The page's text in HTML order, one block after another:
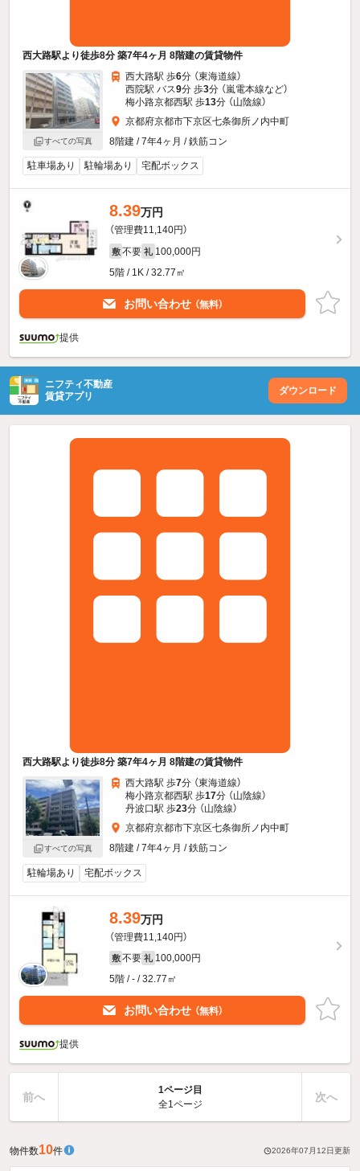
西大路駅より徒歩8分 築7年4ヶ月 8階建の賃貸物件
すべての写真
西大路駅 歩6分 （東海道線）
西院駅 バス9分 歩3分 （嵐電本線など）
梅小路京都西駅 歩13分 （山陰線）
京都府京都市下京区七条御所ノ内中町
8階建 / 7年4ヶ月 / 鉄筋コン
駐車場あり 駐輪場あり 宅配ボックス
8.39万円
（管理費11,140円）
敷 不要 礼 100,000円
5階 / 1K / 32.77㎡
お問い合わせ （無料）
提供
ニフティ不動産
賃貸アプリ
ダウンロード
西大路駅より徒歩8分 築7年4ヶ月 8階建の賃貸物件
すべての写真
西大路駅 歩7分 （東海道線）
梅小路京都西駅 歩17分 （山陰線）
丹波口駅 歩23分 （山陰線）
京都府京都市下京区七条御所ノ内中町
8階建 / 7年4ヶ月 / 鉄筋コン
駐輪場あり 宅配ボックス
8.39万円
（管理費11,140円）
敷 不要 礼 100,000円
5階 / - / 32.77㎡
お問い合わせ （無料）
提供
前へ
1ページ目
全1ページ
次へ
物件数10件 2026年07月12日 更新